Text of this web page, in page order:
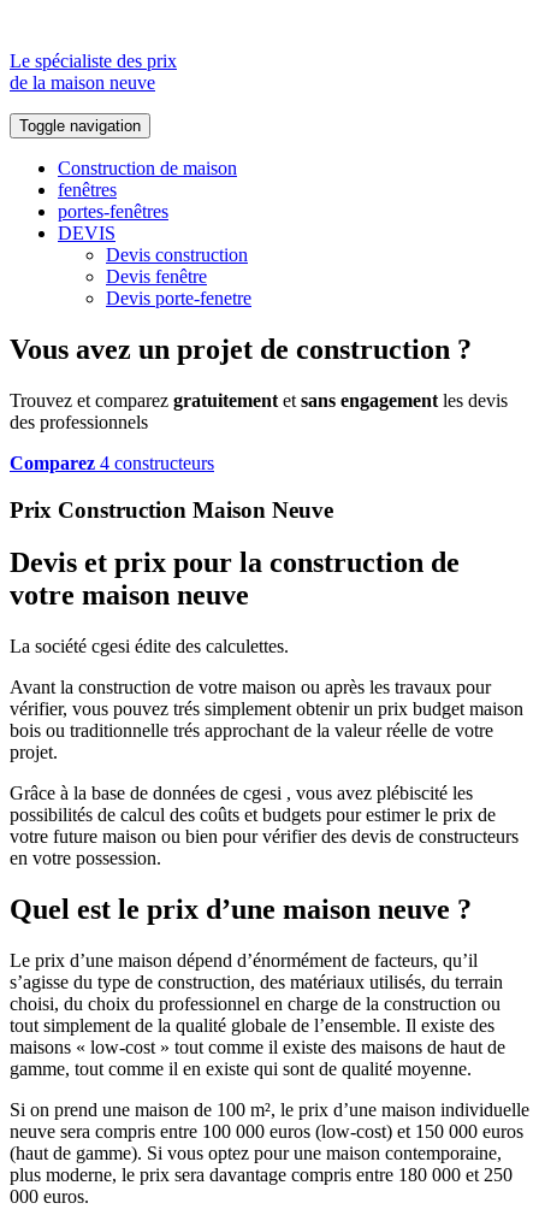
Le spécialiste des prix
de la maison neuve
Toggle navigation
Construction de maison
fenêtres
portes-fenêtres
DEVIS
Devis construction
Devis fenêtre
Devis porte-fenetre
Vous avez un projet de construction ?
Trouvez et comparez gratuitement et sans engagement les devis
des professionnels
Comparez 4 constructeurs
Prix Construction Maison Neuve
Devis et prix pour la construction de
votre maison neuve
La société cgesi édite des calculettes.
Avant la construction de votre maison ou après les travaux pour
vérifier, vous pouvez trés simplement obtenir un prix budget maison
bois ou traditionnelle trés approchant de la valeur réelle de votre
projet.
Grâce à la base de données de cgesi , vous avez plébiscité les
possibilités de calcul des coûts et budgets pour estimer le prix de
votre future maison ou bien pour vérifier des devis de constructeurs
en votre possession.
Quel est le prix d’une maison neuve ?
Le prix d’une maison dépend d’énormément de facteurs, qu’il
s’agisse du type de construction, des matériaux utilisés, du terrain
choisi, du choix du professionnel en charge de la construction ou
tout simplement de la qualité globale de l’ensemble. Il existe des
maisons « low-cost » tout comme il existe des maisons de haut de
gamme, tout comme il en existe qui sont de qualité moyenne.
Si on prend une maison de 100 m², le prix d’une maison individuelle
neuve sera compris entre 100 000 euros (low-cost) et 150 000 euros
(haut de gamme). Si vous optez pour une maison contemporaine,
plus moderne, le prix sera davantage compris entre 180 000 et 250
000 euros.